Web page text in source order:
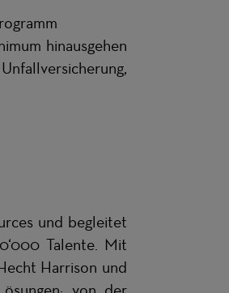
hinausgehen
und begleitet
Talente. Mit
Harrison und